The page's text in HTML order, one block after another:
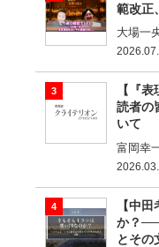
範改正
大場一
【『
読者の
いて
富岡幸
【中
か？──
とその